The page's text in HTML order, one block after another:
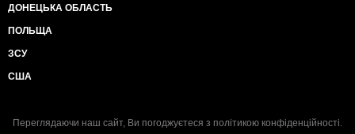
ДОНЕЦЬКА ОБЛАСТЬ
ПОЛЬЩА
ЗСУ
США
Переглядаючи наш сайт, Ви погоджуєтеся з політикою конфіденційності.